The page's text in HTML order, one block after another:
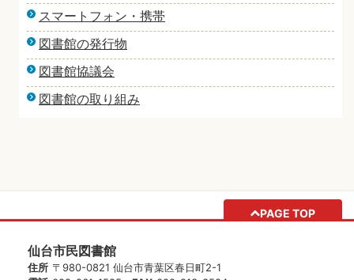
スマートフォン・携帯
図書館の発行物
図書館協議会
図書館の取り組み
PAGE TOP
仙台市民図書館
住所 〒980-0821 仙台市青葉区春日町2-1